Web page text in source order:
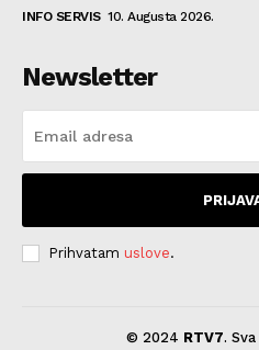
INFO SERVIS 10. Augusta 2026.
Newsletter
Prihvatam uslove.
© 2024 RTV7.